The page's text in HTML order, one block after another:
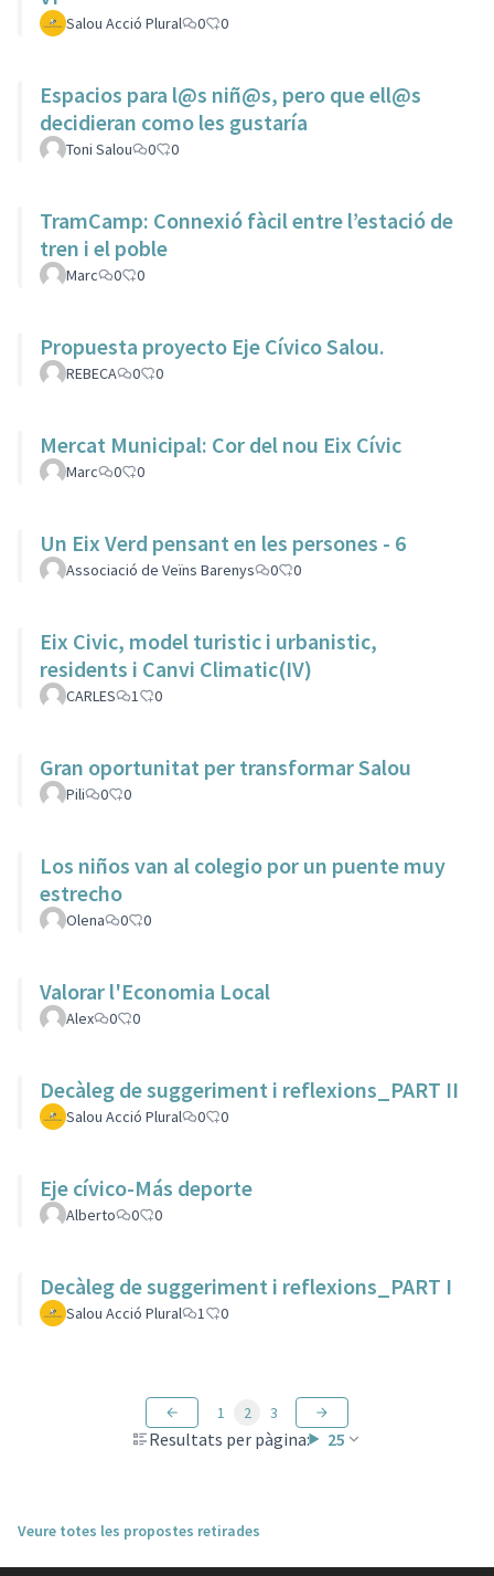
Salou Acció Plural 0 0
Espacios para l@s niñ@s, pero que ell@s
decidieran como les gustaría
Toni Salou 0 0
TramCamp: Connexió fàcil entre l’estació de
tren i el poble
Marc 0 0
Propuesta proyecto Eje Cívico Salou.
REBECA 0 0
Mercat Municipal: Cor del nou Eix Cívic
Marc 0 0
Un Eix Verd pensant en les persones - 6
Associació de Veïns Barenys 0 0
Eix Civic, model turistic i urbanistic,
residents i Canvi Climatic(IV)
CARLES 1 0
Gran oportunitat per transformar Salou
Pili 0 0
Los niños van al colegio por un puente muy
estrecho
Olena 0 0
Valorar l'Economia Local
Alex 0 0
Decàleg de suggeriment i reflexions_PART II
Salou Acció Plural 0 0
Eje cívico-Más deporte
Alberto 0 0
Decàleg de suggeriment i reflexions_PART I
Salou Acció Plural 1 0
Resultats per pàgina: 25
1 2 3
Veure totes les propostes retirades